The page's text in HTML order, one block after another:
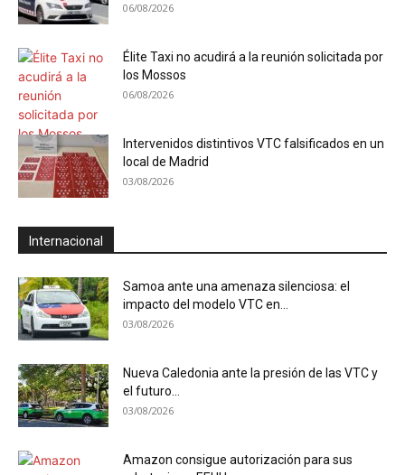
06/08/2026
Élite Taxi no acudirá a la reunión solicitada por
los Mossos
06/08/2026
Intervenidos distintivos VTC falsificados en un
local de Madrid
03/08/2026
Internacional
Samoa ante una amenaza silenciosa: el
impacto del modelo VTC en...
03/08/2026
Nueva Caledonia ante la presión de las VTC y
el futuro...
03/08/2026
Amazon consigue autorización para sus